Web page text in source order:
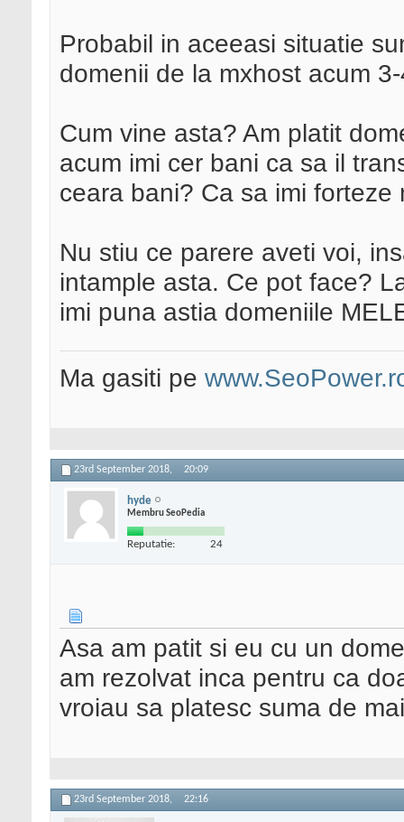
Probabil in aceeasi situatie
domenii de la mxhost acum
Cum vine asta? Am platit
acum imi cer bani ca sa il
ceara bani? Ca sa imi
Nu stiu ce parere aveti voi,
intample asta. Ce pot face?
imi puna astia domeniile
Ma gasiti pe
23rd September 2018, 20:09
hyde
Membru SeoPedia
Reputatie: 24
Asa am patit si eu cu un
am rezolvat inca pentru ca
vroiau sa platesc suma de
23rd September 2018, 22:16